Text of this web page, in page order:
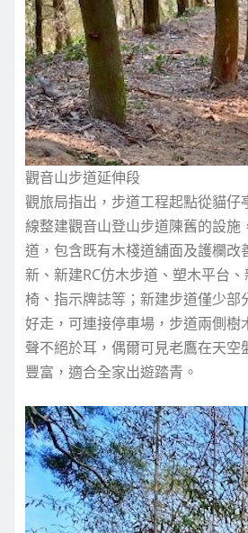
觀音山步道延伸段
觀旅局指出，步道工程起點從貓仔
線整建觀音山登山步道陳舊的設施
道，包含既有木棧道舖面及護欄改
新、新建RC仿木步道、塑木平台
椅、指示牌誌等；新建步道僅少部
好走，可連接停車場，步道兩側樹
聲不絕於耳，偶爾可見老鷹在天空
豐富，適合全家出遊踏青。